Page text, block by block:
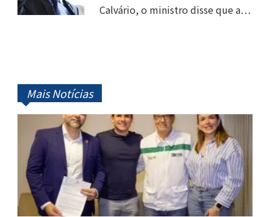
Calvário, o ministro disse que a…
Mais Notícias